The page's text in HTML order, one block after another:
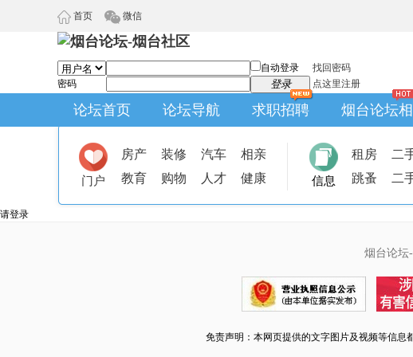
首页 微信
自动登录
找回密码
密码
登录 点这里注册
论坛首页 论坛导航 求职招聘 烟台论坛
门户
房产 装修 汽车
相亲
教育
购物 人才 健康 信息
租房 二
跳蚤
二
请登录
烟台论坛
免责声明：本网页提供的文字图片及视频等信息